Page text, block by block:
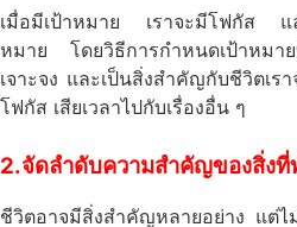
เมื่อมีเป้าหมาย เราจะมีโฟกัส แ
หมาย โดยวิธีการกำหนดเป้าหม
เจาะจง และเป็นสิ่งสำคัญกับชีวิตเร
โฟกัส เสียเวลาไปกับเรื่องอื่น ๆ
2.จัดลำดับความสำคัญของสิ่งที่
ชีวิตอาจมีสิ่งสำคัญหลายอย่าง แต่ไ